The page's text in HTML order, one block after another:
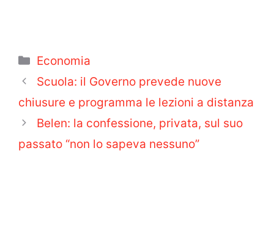
Categorie
Economia
Scuola: il Governo prevede nuove
chiusure e programma le lezioni a distanza
Belen: la confessione, privata, sul suo
passato “non lo sapeva nessuno”